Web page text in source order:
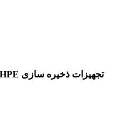
تجهیزات ذخیره سازی HPE